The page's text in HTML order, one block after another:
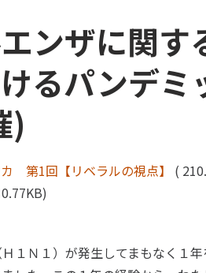
ンザに関
けるパンデ
)
第1回【リベラルの視点】
(
１Ｎ１）が発生してまもなく１